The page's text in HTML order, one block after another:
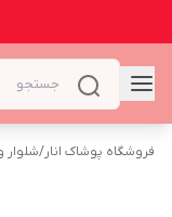
فروشگاه پوشاک انار/شلوار